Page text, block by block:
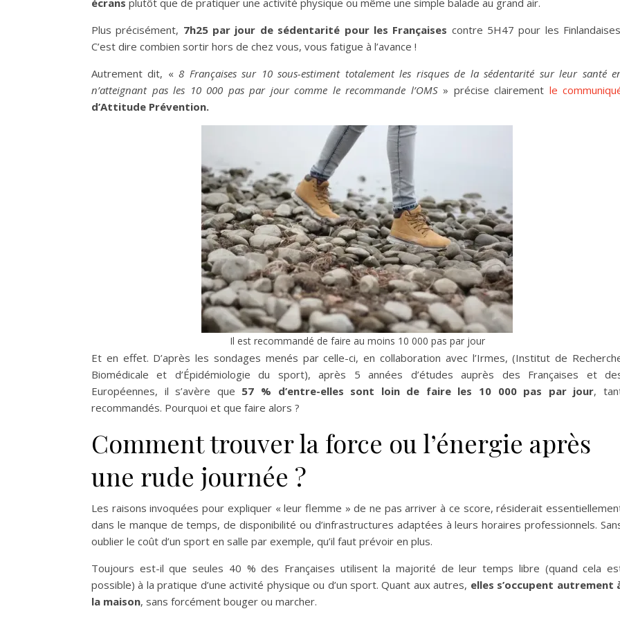
Plus précisément, 7h25 par jour de sédentarité pour les Françaises contre 5H47 pour les
C’est dire combien sortir hors de chez vous, vous fatigue à l’avance !
Autrement dit, «8 Françaises sur 10 sous-estiment totalement les risques de la sédentarité sur leur santé
n’atteignant pas les 10 000 pas par jour comme le recommande l’OMS» précise clairement le
d’Attitude Prévention.
Il est recommandé de faire au moins 10 000 pas par jour
Et en effet. D’après les sondages menés par celle-ci, en collaboration avec l’Irmes, (Institut de
Biomédicale et d’Épidémiologie du sport), après 5 années d’études auprès des Françaises et
Européennes, il s’avère que 57 % d’entre-elles sont loin de faire les 10 000 pas par jour,
recommandés. Pourquoi et que faire alors ?
Comment trouver la force ou l’énergie après
une rude journée ?
Les raisons invoquées pour expliquer « leur flemme » de ne pas arriver à ce score, résiderait
dans le manque de temps, de disponibilité ou d’infrastructures adaptées à leurs horaires professionnels.
oublier le coût d’un sport en salle par exemple, qu’il faut prévoir en plus.
Toujours est-il que seules 40 % des Françaises utilisent la majorité de leur temps libre (quand cela
possible) à la pratique d’une activité physique ou d’un sport. Quant aux autres, elles s’occupent autrement
la maison, sans forcément bouger ou marcher.